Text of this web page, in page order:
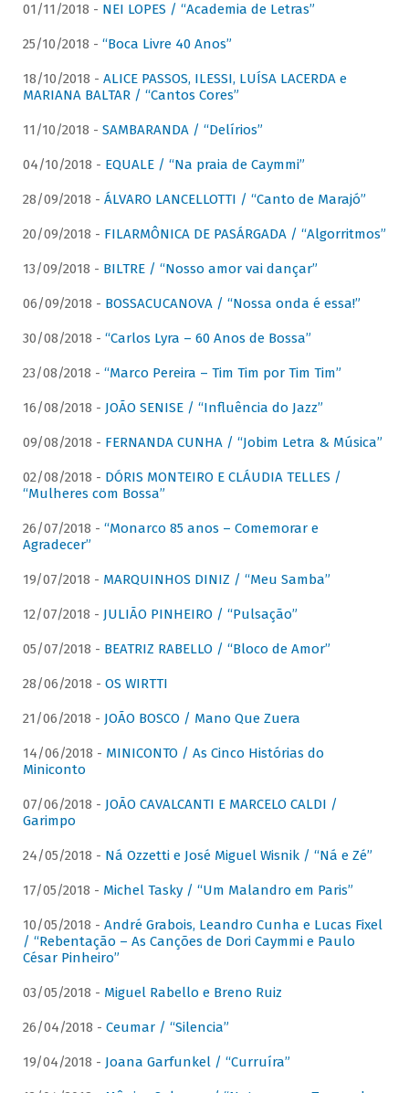
01/11/2018 - NEI LOPES / “Academia de Letras”
25/10/2018 - “Boca Livre 40 Anos”
18/10/2018 - ALICE PASSOS, ILESSI, LUÍSA LACERDA e
MARIANA BALTAR / “Cantos Cores”
11/10/2018 - SAMBARANDA / “Delírios”
04/10/2018 - EQUALE / “Na praia de Caymmi”
28/09/2018 - ÁLVARO LANCELLOTTI / “Canto de Marajó”
20/09/2018 - FILARMÔNICA DE PASÁRGADA / “Algorritmos”
13/09/2018 - BILTRE / “Nosso amor vai dançar”
06/09/2018 - BOSSACUCANOVA / “Nossa onda é essa!”
30/08/2018 - “Carlos Lyra – 60 Anos de Bossa”
23/08/2018 - “Marco Pereira – Tim Tim por Tim Tim”
16/08/2018 - JOÃO SENISE / “Influência do Jazz”
09/08/2018 - FERNANDA CUNHA / “Jobim Letra & Música”
02/08/2018 - DÓRIS MONTEIRO E CLÁUDIA TELLES /
“Mulheres com Bossa”
26/07/2018 - “Monarco 85 anos – Comemorar e
Agradecer”
19/07/2018 - MARQUINHOS DINIZ / “Meu Samba”
12/07/2018 - JULIÃO PINHEIRO / “Pulsação”
05/07/2018 - BEATRIZ RABELLO / “Bloco de Amor”
28/06/2018 - OS WIRTTI
21/06/2018 - JOÃO BOSCO / Mano Que Zuera
14/06/2018 - MINICONTO / As Cinco Histórias do
Miniconto
07/06/2018 - JOÃO CAVALCANTI E MARCELO CALDI /
Garimpo
24/05/2018 - Ná Ozzetti e José Miguel Wisnik / “Ná e Zé”
17/05/2018 - Michel Tasky / “Um Malandro em Paris”
10/05/2018 - André Grabois, Leandro Cunha e Lucas Fixel
/ “Rebentação – As Canções de Dori Caymmi e Paulo
César Pinheiro”
03/05/2018 - Miguel Rabello e Breno Ruiz
26/04/2018 - Ceumar / “Silencia”
19/04/2018 - Joana Garfunkel / “Curruíra”